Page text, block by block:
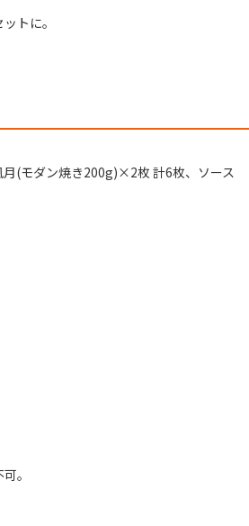
トに。
(モダン焼き200g)×2枚 計6枚、ソース
。